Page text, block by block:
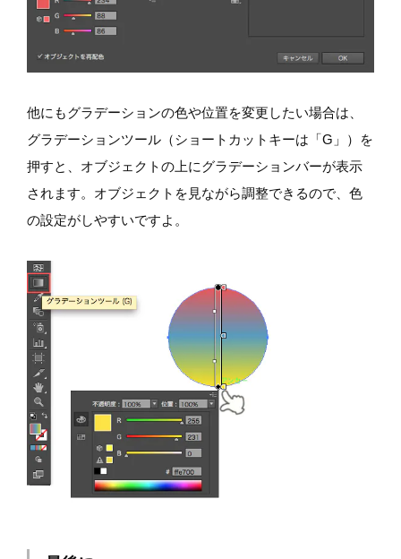
他にもグラデーションの色や位置を変更したい場合は、
グラデーションツール（ショートカットキーは「G」）を
押すと、オブジェクトの上にグラデーションバーが表示
されます。オブジェクトを見ながら調整できるので、色
の設定がしやすいですよ。